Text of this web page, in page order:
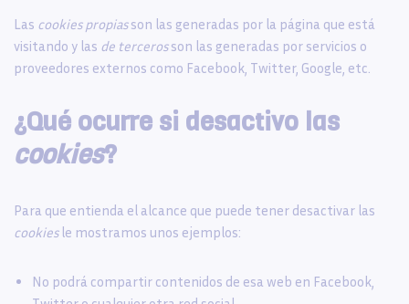
Las cookies propiasson las generadas por la página que está
visitando y las de tercerosson las generadas por servicios o
proveedores externos como Facebook, Twitter, Google, etc.
¿Qué ocurre si desactivo las
cookies?
Para que entienda el alcance que puede tener desactivar las
cookiesle mostramos unos ejemplos:
No podrá compartir contenidos de esa web en Facebook,